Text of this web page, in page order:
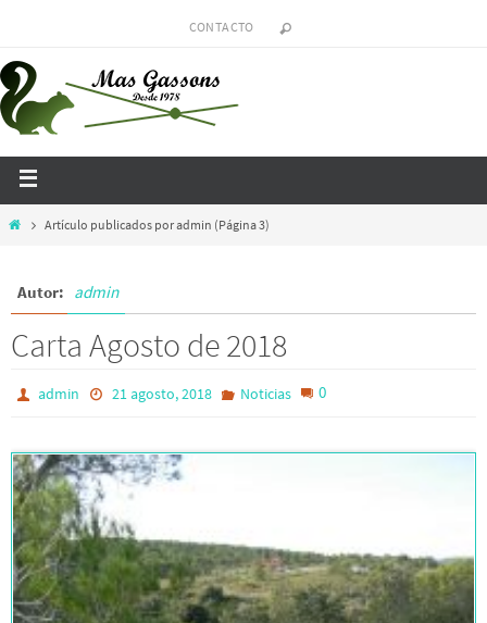
CONTACTO
Artículo publicados por admin (Página 3)
Autor: admin
Carta Agosto de 2018
admin 21 agosto, 2018 Noticias 0